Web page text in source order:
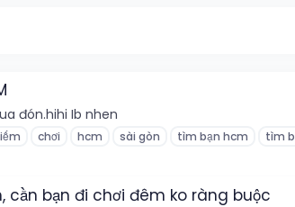
đón.hihi Ib nhen
chơi hcm sài gòn tìm bạn hcm tìm
bạn đi chơi đêm ko ràng buộc